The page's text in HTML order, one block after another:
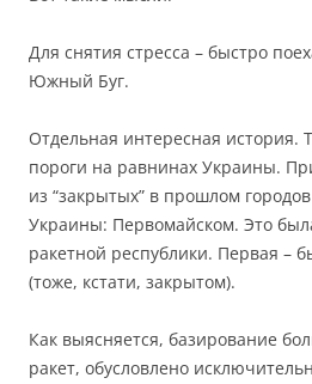
Для снятия стресса – быстро
Южный Буг.
Отдельная интересная история.
пороги на равнинах Украины.
из “закрытых” в прошлом
Украины: Первомайском. Это
ракетной республики. Первая –
(тоже, кстати, закрытом).
Как выясняется, базирование
ракет, обусловлено